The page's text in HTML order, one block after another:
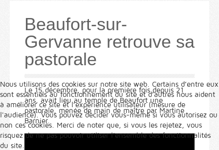
Beaufort-sur-
Gervanne retrouve sa
pastorale
Le 15 décembre, pour la première fois depuis 21
ans, avait lieu au temple de Beaufort une
pastorale, menée de main de maître par Martine
Barnier.
Nous utilisons des cookies sur notre site web. Certains d’entre eux
sont essentiels au fonctionnement du site et d’autres nous aident
à améliorer ce site et l’expérience utilisateur (mesure de
l'audience). Vous pouvez décider vous-même si vous autorisez ou
non ces cookies. Merci de noter que, si vous les rejetez, vous
risquez de ne pas pouvoir utiliser l’ensemble des fonctionnalités
du site.